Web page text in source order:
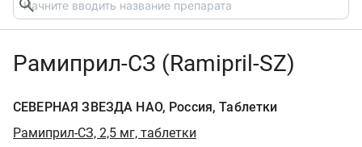
Рамиприл-СЗ (Ramipril-SZ)
СЕВЕРНАЯ ЗВЕЗДА НАО, Россия, Таблетки
Рамиприл-СЗ, 2,5 мг, таблетки